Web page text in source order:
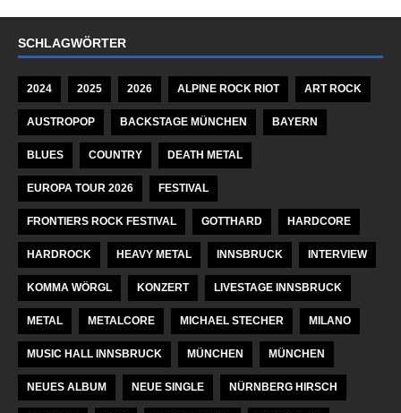
SCHLAGWÖRTER
2024 2025 2026 ALPINE ROCK RIOT ART ROCK
AUSTROPOP BACKSTAGE MÜNCHEN BAYERN
BLUES COUNTRY DEATH METAL
EUROPA TOUR 2026 FESTIVAL
FRONTIERS ROCK FESTIVAL GOTTHARD HARDCORE
HARDROCK HEAVY METAL INNSBRUCK INTERVIEW
KOMMA WÖRGL KONZERT LIVESTAGE INNSBRUCK
METAL METALCORE MICHAEL STECHER MILANO
MUSIC HALL INNSBRUCK MÜNCHEN MÜNCHEN
NEUES ALBUM NEUE SINGLE NÜRNBERG HIRSCH